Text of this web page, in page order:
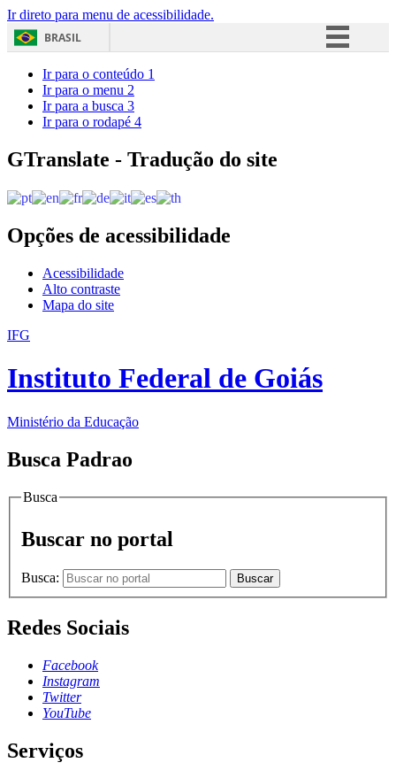
Ir direto para menu de acessibilidade.
BRASIL
Acesso à informação
Ir para o conteúdo 1
Ir para o menu 2
Ir para a busca 3
Ir para o rodapé 4
GTranslate - Tradução do site
Opções de acessibilidade
Acessibilidade
Alto contraste
Mapa do site
IFG
Instituto Federal de Goiás
Ministério da Educação
Busca Padrao
Busca
Buscar no portal
Busca: Buscar
Redes Sociais
Facebook
Instagram
Twitter
YouTube
Serviços